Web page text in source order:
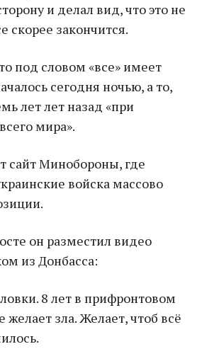
и делал вид, что это не
скорее закончится.
под словом «все» имеет
сегодня ночью, а то,
лет лет назад «при
мира».
сайт Минобороны, где
войска массово
он разместил видео
из Донбасса:
8 лет в прифронтовом
желает зла. Желает, чтоб всё